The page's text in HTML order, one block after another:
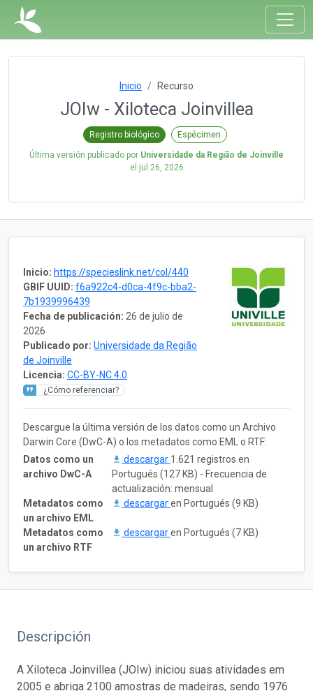
Inicio Recurso
JOIw - Xiloteca Joinvillea
Registro biológico Espécimen
Última versión publicado por Universidade da Região de Joinville
el jul 26, 2026
Inicio: https://specieslink.net/col/440
GBIF UUID: f6a922c4-d0ca-4f9c-bba2-
7b1939996439
Fecha de publicación: 26 de julio de
2026
Publicado por: Universidade da Região
de Joinville
Licencia: CC-BY-NC 4.0
¿Cómo referenciar?
Descargue la última versión de los datos como un Archivo
Darwin Core (DwC-A) o los metadatos como EML o RTF:
Datos como un
archivo DwC-A
descargar 1.621 registros en
Portugués (127 KB) - Frecuencia de
actualización: mensual
Metadatos como
un archivo EML
descargaren Portugués (9 KB)
Metadatos como
un archivo RTF
descargaren Portugués (7 KB)
Descripción
A Xiloteca Joinvillea (JOIw) iniciou suas atividades em
2005 e abriga 2100 amostras de madeiras, sendo 1976